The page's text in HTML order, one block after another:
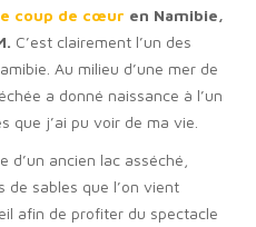
coup de cœur en Namibie,
C’est clairement l’un des
Au milieu d’une mer de
a donné naissance à l’un
que j’ai pu voir de ma vie.
d’un ancien lac asséché,
de sables que l’on vient
afin de profiter du spectacle